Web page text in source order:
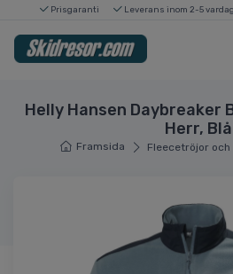
Prisgaranti Leverans inom 2-5
Helly Hansen Daybreaker
Herr, Blå
Framsida Fleecetröjor